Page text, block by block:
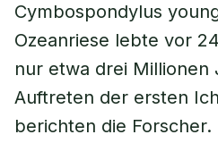
Cymbospondylus
Ozeanriese lebte vor
nur etwa drei Millionen
Auftreten der ersten
berichten die